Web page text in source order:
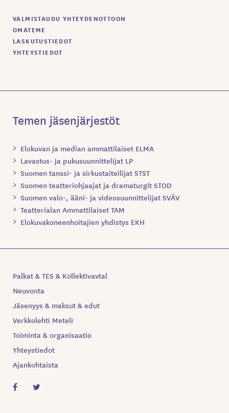
VALMISTAUDU YHTEYDENOTTOON
OMATEME
LASKUTUSTIEDOT
YHTEYSTIEDOT
Temen jäsenjärjestöt
Elokuvan ja median ammattilaiset ELMA
Lavastus- ja pukusuunnittelijat LP
Suomen tanssi- ja sirkustaiteilijat STST
Suomen teatteriohjaajat ja dramaturgit STOD
Suomen valo-, ääni- ja videosuunnittelijat SVÄV
Teatterialan Ammattilaiset TAM
Elokuvakoneenhoitajien yhdistys EKH
Palkat & TES & Kollektivavtal
Neuvonta
Jäsenyys & maksut & edut
Verkkolehti Meteli
Toiminta & organisaatio
Yhteystiedot
Ajankohtaista